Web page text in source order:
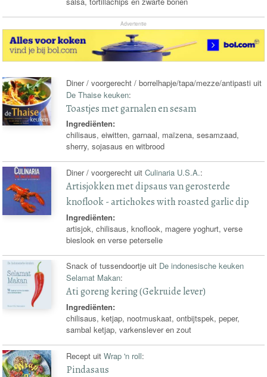
Advertentie
Diner / voorgerecht / borrelhapje/tapa/mezze/antipasti uit
De Thaise keuken:
Toastjes met garnalen en sesam
Ingrediënten:
chilisaus, eiwitten, garnaal, maïzena, sesamzaad,
sherry, sojasaus en witbrood
Diner / voorgerecht uitCulinaria U.S.A.:
Artisjokken met dipsaus van gerosterde
knoflook - artichokes with roasted garlic dip
Ingrediënten:
artisjok, chilisaus, knoflook, magere yoghurt, verse
bieslook en verse peterselie
Snack of tussendoortje uit De indonesische keuken
Selamat Makan:
Ati goreng kering (Gekruide lever)
Ingrediënten:
chilisaus, ketjap, nootmuskaat, ontbijtspek, peper,
sambal ketjap, varkenslever en zout
Recept uitWrap 'n roll:
Pindasaus